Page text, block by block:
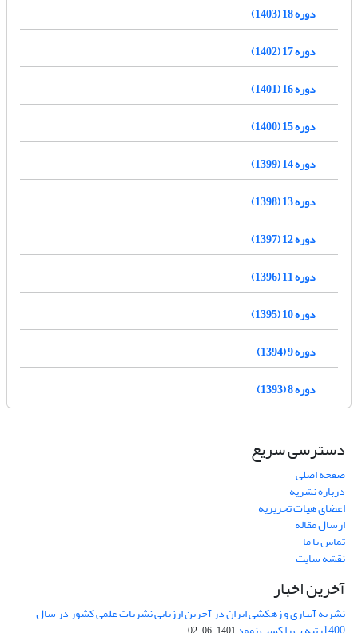
دوره 18 (1403)
دوره 17 (1402)
دوره 16 (1401)
دوره 15 (1400)
دوره 14 (1399)
دوره 13 (1398)
دوره 12 (1397)
دوره 11 (1396)
دوره 10 (1395)
دوره 9 (1394)
دوره 8 (1393)
دسترسی سریع
صفحه اصلی
درباره نشریه
اعضای هیات تحریریه
ارسال مقاله
تماس با ما
نقشه سایت
آخرین اخبار
نشریه آبیاری و زهکشی ایران در آخرین ارزیابی نشریات علمی کشور در سال